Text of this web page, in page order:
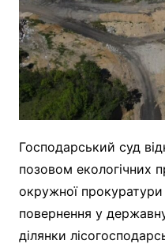
Господарський суд
позовом екологічних
окружної
повернення у
ділянки